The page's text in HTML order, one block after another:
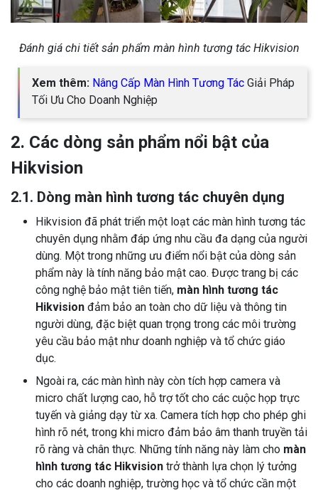
Đánh giá chi tiết sản phẩm màn hình tương tác Hikvision
Xem thêm: Nâng Cấp Màn Hình Tương Tác Giải Pháp
Tối Ưu Cho Doanh Nghiệp
2. Các dòng sản phẩm nổi bật của
Hikvision
2.1. Dòng màn hình tương tác chuyên dụng
Hikvision đã phát triển một loạt các màn hình tương tác
chuyên dụng nhằm đáp ứng nhu cầu đa dạng của người
dùng. Một trong những ưu điểm nổi bật của dòng sản
phẩm này là tính năng bảo mật cao. Được trang bị các
công nghệ bảo mật tiên tiến, màn hình tương tác
Hikvision đảm bảo an toàn cho dữ liệu và thông tin
người dùng, đặc biệt quan trọng trong các môi trường
yêu cầu bảo mật như doanh nghiệp và tổ chức giáo
dục.
Ngoài ra, các màn hình này còn tích hợp camera và
micro chất lượng cao, hỗ trợ tốt cho các cuộc họp trực
tuyến và giảng dạy từ xa. Camera tích hợp cho phép ghi
hình rõ nét, trong khi micro đảm bảo âm thanh truyền tải
rõ ràng và chân thực. Những tính năng này làm cho màn
hình tương tác Hikvision trở thành lựa chọn lý tưởng
cho các doanh nghiệp, trường học và tổ chức cần một